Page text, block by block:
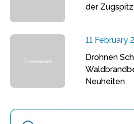
der
11 February
Drohnen
Neuheiten